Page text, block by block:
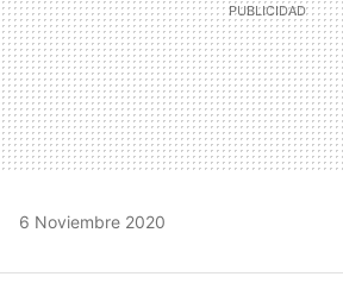
6 Noviembre 2020